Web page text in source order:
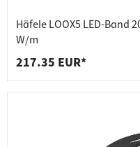
Häfele LOOX5 LED-Band
W/m
217.35 EUR*